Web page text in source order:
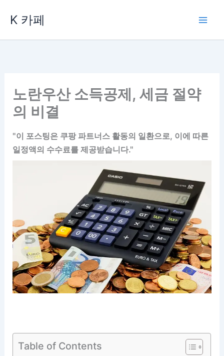
K 카페
노란우산 소득공제, 세금 절약
의 비결
"이 포스팅은 쿠팡 파트너스 활동의 일환으로, 이에 따른
일정액의 수수료를 제공받습니다."
Table of Contents